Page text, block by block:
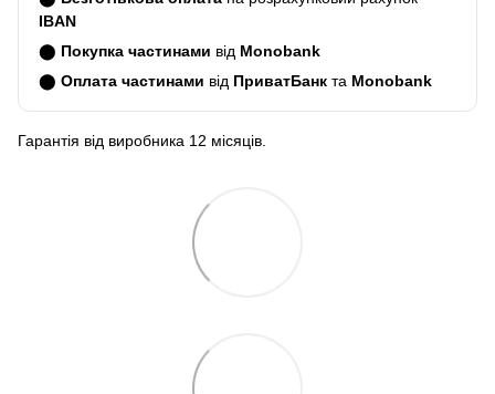
IBAN
⬤ Покупка частинами від Monobank
⬤ Оплата частинами від ПриватБанк та Monobank
Гарантія від виробника 12 місяців.